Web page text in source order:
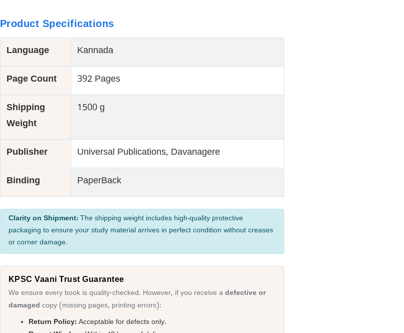
Product Specifications
Language Kannada
Page Count 392 Pages
Shipping
Weight
1500 g
Publisher Universal Publications, Davanagere
Binding PaperBack
Clarity on Shipment:The shipping weight includes high-quality protective
packaging to ensure your study material arrives in perfect condition without creases
or corner damage.
KPSC Vaani Trust Guarantee
We ensure every book is quality-checked. However, if you receive a defective or
damaged copy (missing pages, printing errors):
Return Policy:Acceptable for defects only.